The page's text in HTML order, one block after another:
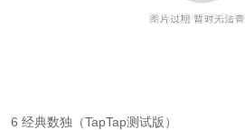
6 经典数独（TapTap测试版）